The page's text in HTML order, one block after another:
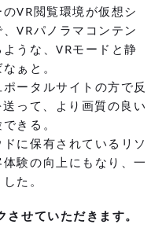
VR閲覧環境が仮想シ
VRパノラマコンテン
うな、VRモードと静
ぁと。
ータルサイトの方で反
って、より画質の良い
きる。
に保有されているリソ
験の向上にもなり、一
た。
せていただきます。